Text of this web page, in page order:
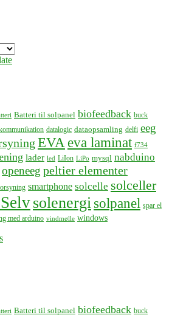
Batteri til solpanel biofeedback buck
datalogic dataopsamling delfi eeg
EVA eva laminat f734
lader led LiIon LiPo mysql nabduino
openeeg peltier elementer
smartphone solcelle solceller
solenergisolpanel spar el
med arduino vindmølle windows
Batteri til solpanel biofeedback buck